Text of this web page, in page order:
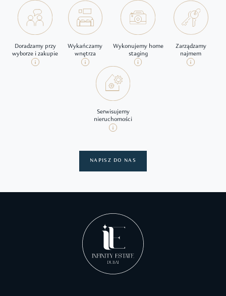
Doradzamy przy
wyborze i zakupie
Wykańczamy
wnętrza
Wykonujemy home
staging
Zarządzamy
najmem
Serwisujemy
nieruchomości
NAPISZ DO NAS